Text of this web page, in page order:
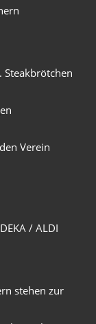
Verein
/ ALDI
stehen zur